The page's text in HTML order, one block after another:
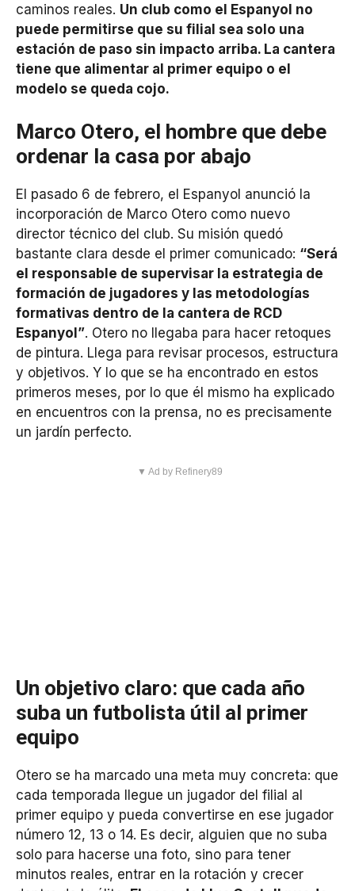
caminos reales. Un club como el Espanyol no
puede permitirse que su filial sea solo una
estación de paso sin impacto arriba. La cantera
tiene que alimentar al primer equipo o el
modelo se queda cojo.
Marco Otero, el hombre que debe
ordenar la casa por abajo
El pasado 6 de febrero, el Espanyol anunció la
incorporación de Marco Otero como nuevo
director técnico del club. Su misión quedó
bastante clara desde el primer comunicado: “Será
el responsable de supervisar la estrategia de
formación de jugadores y las metodologías
formativas dentro de la cantera de RCD
Espanyol”. Otero no llegaba para hacer retoques
de pintura. Llega para revisar procesos, estructura
y objetivos. Y lo que se ha encontrado en estos
primeros meses, por lo que él mismo ha explicado
en encuentros con la prensa, no es precisamente
un jardín perfecto.
▼ Ad by Refinery89
Un objetivo claro: que cada año
suba un futbolista útil al primer
equipo
Otero se ha marcado una meta muy concreta: que
cada temporada llegue un jugador del filial al
primer equipo y pueda convertirse en ese jugador
número 12, 13 o 14. Es decir, alguien que no suba
solo para hacerse una foto, sino para tener
minutos reales, entrar en la rotación y crecer